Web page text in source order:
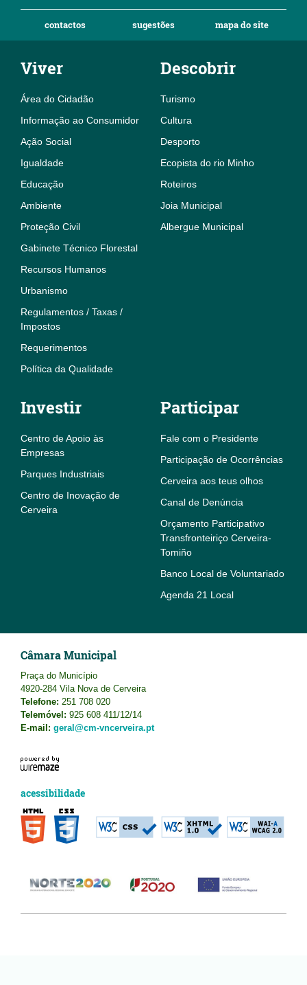
contactos sugestões mapa do site
Viver
Área do Cidadão
Informação ao Consumidor
Ação Social
Igualdade
Educação
Ambiente
Proteção Civil
Gabinete Técnico Florestal
Recursos Humanos
Urbanismo
Regulamentos / Taxas /
Impostos
Requerimentos
Política da Qualidade
Descobrir
Turismo
Cultura
Desporto
Ecopista do rio Minho
Roteiros
Joia Municipal
Albergue Municipal
Investir
Centro de Apoio às
Empresas
Parques Industriais
Centro de Inovação de
Cerveira
Participar
Fale com o Presidente
Participação de Ocorrências
Cerveira aos teus olhos
Canal de Denúncia
Orçamento Participativo
Transfronteiriço Cerveira-
Tomiño
Banco Local de Voluntariado
Agenda 21 Local
Câmara Municipal
Praça do Município
4920-284 Vila Nova de Cerveira
Telefone: 251 708 020
Telemóvel: 925 608 411/12/14
E-mail: geral@cm-vncerveira.pt
acessibilidade